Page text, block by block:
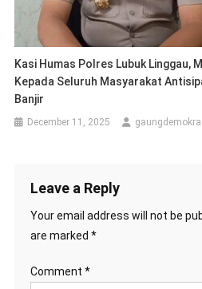
Kasi Humas Polres Lubuk Linggau,
Kepada Seluruh Masyarakat
Banjir
December 11, 2025
Leave a Reply
Your email address will not be
are marked *
Comment *